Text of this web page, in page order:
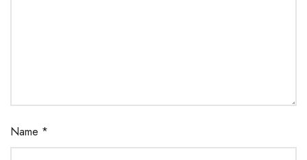
Name *